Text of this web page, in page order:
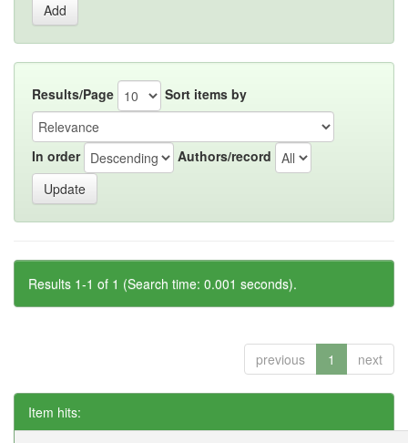
Results/Page Sort items by
In order Authors/record
Results 1-1 of 1 (Search time: 0.001 seconds).
previous 1 next
Item hits: